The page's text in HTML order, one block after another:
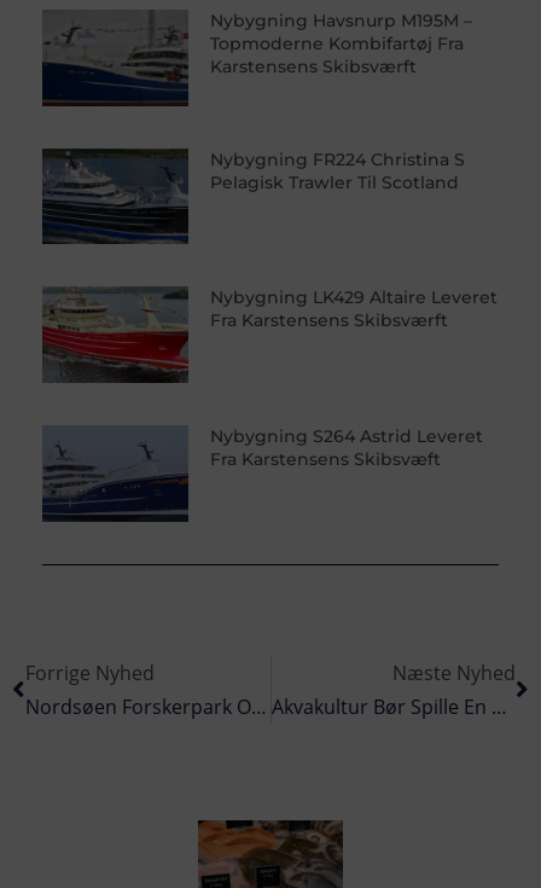
Nybygning Havsnurp M195M –
Topmoderne Kombifartøj Fra
Karstensens Skibsværft
Nybygning FR224 Christina S
Pelagisk Trawler Til Scotland
Nybygning LK429 Altaire Leveret
Fra Karstensens Skibsværft
Nybygning S264 Astrid Leveret
Fra Karstensens Skibsvæft
Forrige Nyhed
Nordsøen Forskerpark Og Flume Tank North Sea Vinder Årets Initiativpris
Næste Nyhed
Akvakultur Bør Spille En Central Rolle I Danmarks Klimamål